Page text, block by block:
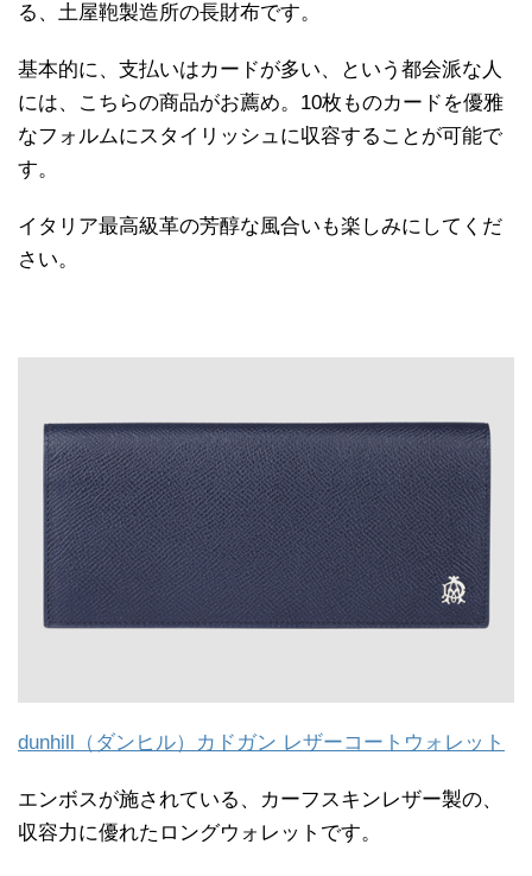
る、土屋鞄製造所の長財布です。
基本的に、支払いはカードが多い、という都会派な人
には、こちらの商品がお薦め。10枚ものカードを優雅
なフォルムにスタイリッシュに収容することが可能で
す。
イタリア最高級革の芳醇な風合いも楽しみにしてくだ
さい。
dunhill（ダンヒル）カドガン レザーコートウォレット
エンボスが施されている、カーフスキンレザー製の、
収容力に優れたロングウォレットです。